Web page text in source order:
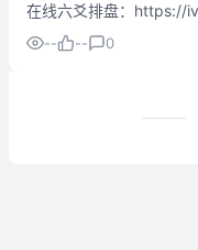
在线六爻排盘：https://
也经常这样？面对琳琅
-- -- 0